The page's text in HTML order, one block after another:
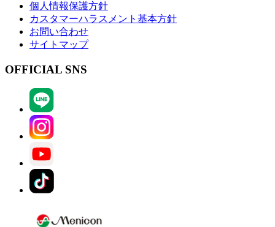
個人情報保護方針
カスタマーハラスメント基本方針
お問い合わせ
サイトマップ
OFFICIAL SNS